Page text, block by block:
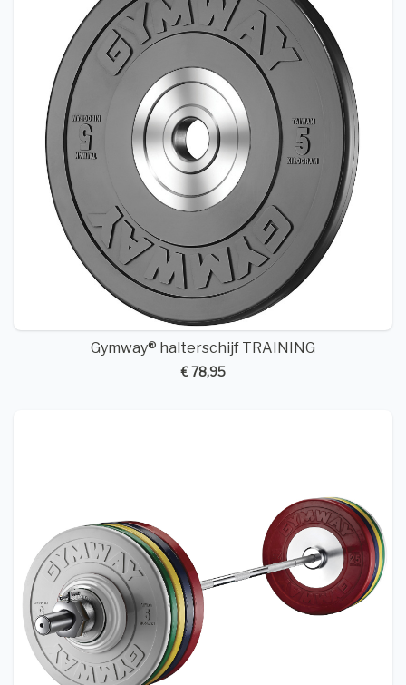
Gymway® halterschijf TRAINING
€ 78,95